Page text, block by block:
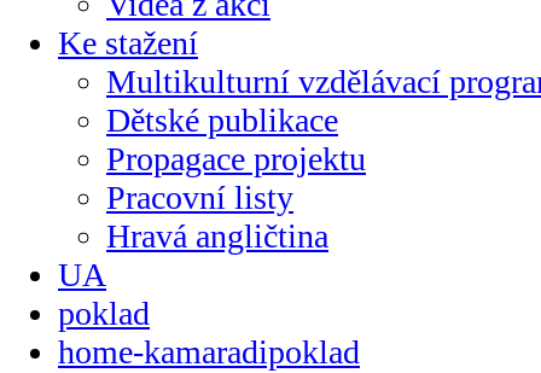
Ke stažení
Multikulturní vzdělávací
Dětské publikace
Propagace projektu
Pracovní listy
Hravá angličtina
UA
poklad
home-kamaradipoklad